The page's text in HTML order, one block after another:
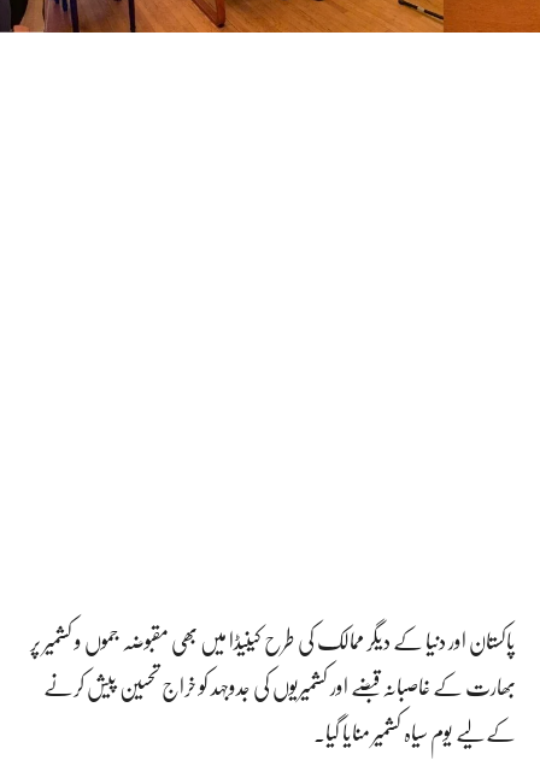
پاکستان اور دنیا کے دیگر ممالک کی طرح کینیڈا میں بھی مقبوضہ جموں و کشمیر پر
بھارت کے غاصبانہ قبضے اور کشمیریوں کی جدوجہد کو خراج تحسین پیش کرنے
کے لیے یوم سیاہ کشمیر منایا گیا۔